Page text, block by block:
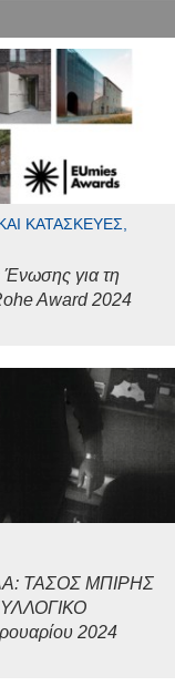
ΚΑΤΑΣΚΕΥΈΣ,
Ένωσης για τη
Award 2024
ΤΑΣΟΣ ΜΠΙΡΗΣ
2024